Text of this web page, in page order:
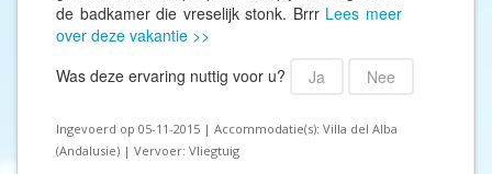
de badkamer die vreselijk stonk. Brrr Lees meer
over deze vakantie >>
Was deze ervaring nuttig voor u?
Ja Nee
Ingevoerd op 05-11-2015 | Accommodatie(s): Villa del Alba
(Andalusie) | Vervoer: Vliegtuig